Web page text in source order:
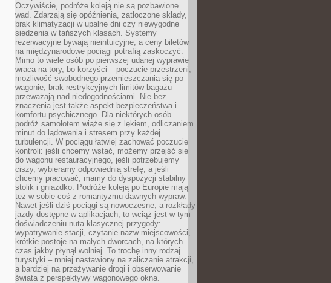
Oczywiście, podróże koleją nie są pozbawione
wad. Zdarzają się opóźnienia, zatłoczone składy,
brak klimatyzacji w upalne dni czy niewygodne
siedzenia w tańszych klasach. Systemy
rezerwacyjne bywają nieintuicyjne, a ceny biletów
na międzynarodowe pociągi potrafią zaskoczyć.
Mimo to wiele osób po pierwszej udanej wyprawie
wraca na tory, bo korzyści – poczucie przestrzeni,
możliwość swobodnego przemieszczania się po
wagonie, brak restrykcyjnych limitów bagażu –
przeważają nad niedogodnościami. Nie bez
znaczenia jest także aspekt bezpieczeństwa i
komfortu psychicznego. Dla niektórych osób
podróż samolotem wiąże się z lękiem, odliczaniem
minut do lądowania i stresem przy każdej
turbulencji. W pociągu łatwiej zachować poczucie
kontroli: jeśli chcemy wstać, możemy przejść się
do wagonu restauracyjnego, jeśli potrzebujemy
ciszy, wybieramy odpowiednią strefę, a jeśli
chcemy pracować, mamy do dyspozycji stabilny
stolik i gniazdko. Podróże koleją po Europie mają
też w sobie coś z romantyzmu dawnych wypraw.
Nawet jeśli dziś pociągi są nowoczesne, a rozkłady
jazdy dostępne w aplikacjach, to wciąż jest w tym
doświadczeniu nuta klasycznej przygody:
wypatrywanie stacji, czytanie nazw miejscowości,
krótkie postoje na małych dworcach, na których
czas jakby płynął wolniej. To trochę inny rodzaj
turystyki – mniej nastawiony na zaliczanie atrakcji,
a bardziej na przeżywanie drogi i obserwowanie
świata z perspektywy wagonowego okna.